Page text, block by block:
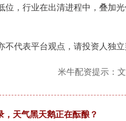
，行业在出清进程中，叠加光
代表平台观点，请投资人独立
米牛配资提示：
天气黑天鹅正在酝酿？